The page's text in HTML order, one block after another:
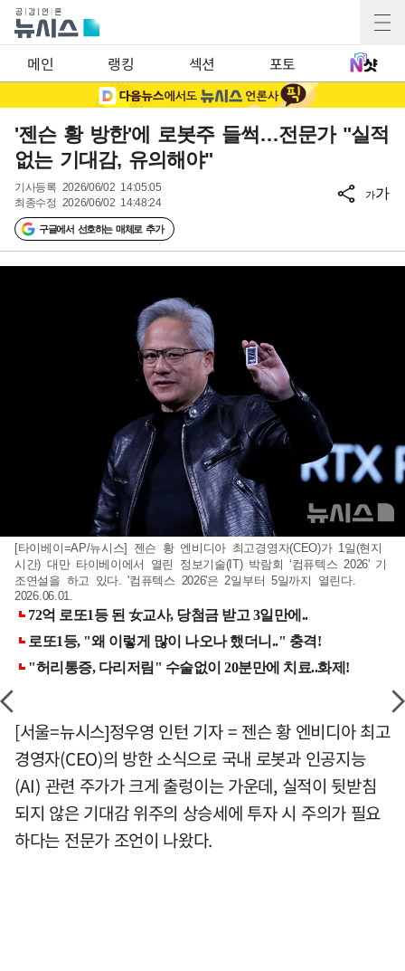
메인 랭킹 섹션 포토
'젠슨 황 방한'에 로봇주 들썩…전문가 "실적
없는 기대감, 유의해야"
기사등록 2026/06/02 14:05:05
최종수정 2026/06/02 14:48:24
구글에서 선호하는 매체로 추가
가가
[타이베이=AP/뉴시스] 젠슨 황 엔비디아 최고경영자(CEO)가 1일(현지
시간) 대만 타이베이에서 열린 정보기술(IT) 박람회 ‘컴퓨텍스 2026' 기
조연설을 하고 있다. '컴퓨텍스 2026'은 2일부터 5일까지 열린다.
2026.06.01.
[서울=뉴시스]정우영 인턴 기자 = 젠슨 황 엔비디아 최고
경영자(CEO)의 방한 소식으로 국내 로봇과 인공지능
(AI) 관련 주가가 크게 출렁이는 가운데, 실적이 뒷받침
되지 않은 기대감 위주의 상승세에 투자 시 주의가 필요
하다는 전문가 조언이 나왔다.